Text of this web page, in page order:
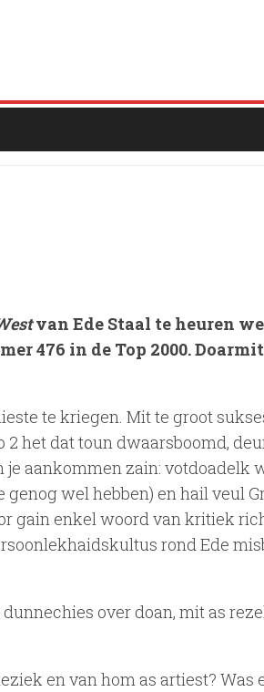
van Ede Staal te heuren
476 in de Top 2000.
te kriegen. Mit te groot
2 het dat toun dwaarsboomd,
je aankommen zain: votdoadelk
wel hebben) en hail veul
gain enkel woord van kritiek
rond Ede
over doan, mit as
en van hom as artiest? Was